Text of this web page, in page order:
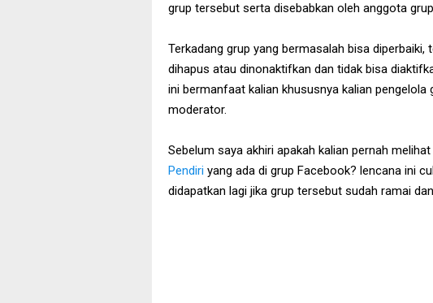
grup tersebut serta disebabkan oleh anggota
Terkadang grup yang bermasalah bisa diperbaiki,
dihapus atau dinonaktifkan dan tidak bisa
ini bermanfaat kalian khususnya kalian pengelola
moderator.
Sebelum saya akhiri apakah kalian pernah
Pendiri yang ada di grup Facebook? lencana ini
didapatkan lagi jika grup tersebut sudah ramai